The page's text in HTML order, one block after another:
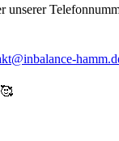
unserer